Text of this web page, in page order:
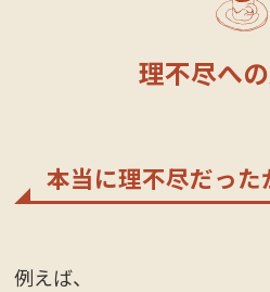
理不尽へ
本当に理不尽だった
例えば、